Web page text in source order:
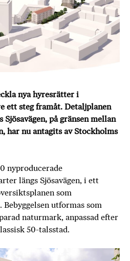
nya hyresrätter i
ett steg framåt. Detaljplanen
på gränsen mellan
har nu antagits av Stockholms
nyproducerade
längs Sjösavägen, i ett
som
utformas som
naturmark, anpassad efter
50-talsstad.